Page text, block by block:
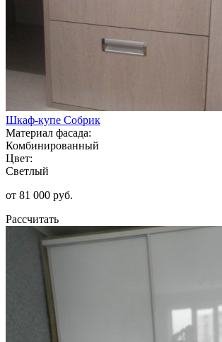
Шкаф-купе Собрик
Материал фасада:
Комбинированный
Цвет:
Светлый
от 81 000 руб.
Рассчитать